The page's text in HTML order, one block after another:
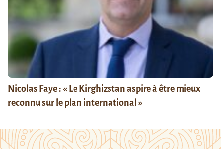
Nicolas Faye : « Le Kirghizstan aspire à être mieux
reconnu sur le plan international »